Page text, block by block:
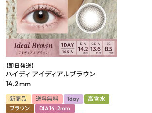
【即日発送】
ハイディ アイディアルブラウン
14.2mm
新商品 送料無料 1day
高含水
ブラウン
DIA14.2mm